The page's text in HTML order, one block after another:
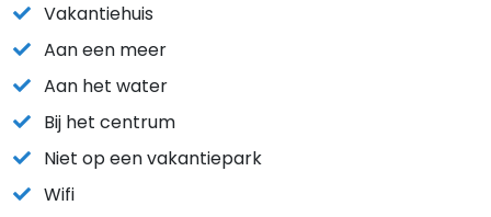
Vakantiehuis
Aan een meer
Aan het water
Bij het centrum
Niet op een vakantiepark
Wifi